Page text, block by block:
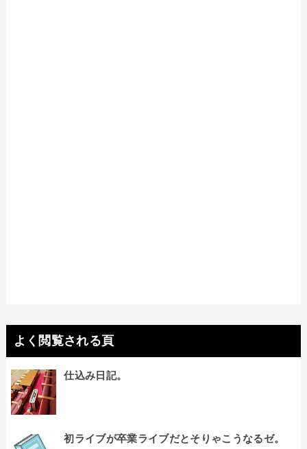
よく閲覧される頁
仕込み日記。
初ライブが卒業ライブだとそりゃこうなるゼ。